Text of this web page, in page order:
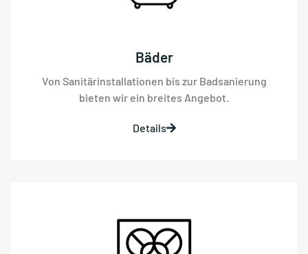
Bäder
Von Sanitärinstallationen bis zur Badsanierung
bieten wir ein breites Angebot.
Details